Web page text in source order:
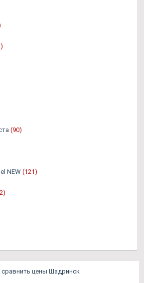
(90)
NEW (121)
сравнить цены Шадринск